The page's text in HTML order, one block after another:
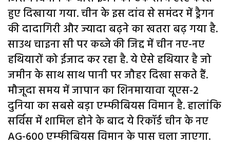
हुए दिखाया गया. चीन के इस दांव से समंदर में ड्रैगन
की दादागिरी और ज्यादा बढ़ने का खतरा बढ़ गया है.
साउथ चाइना सी पर कब्जे की जिद्द में चीन नए-नए
हथियारों को ईजाद कर रहा है. ये ऐसे हथियार है जो
जमीन के साथ साथ पानी पर जौहर दिखा सकते हैं.
मौजूदा समय में जापान का शिनमायावा यूएस-2
दुनिया का सबसे बड़ा एम्फीबियस विमान है. हालांकि
सर्विस में शामिल होने के बाद ये रिकॉर्ड चीन के नए
AG-600 एम्फीबियस विमान के पास चला जाएगा.